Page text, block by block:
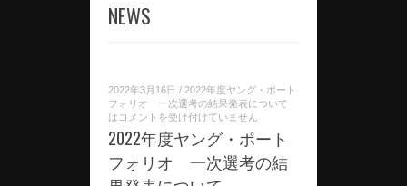
NEWS
2022年3月16日 / 2022年度ヤング・ポート
フォリオ 一次選考の結果発表について
は コメントを受け付けていません
2022年度ヤング・ポート
フォリオ 一次選考の結